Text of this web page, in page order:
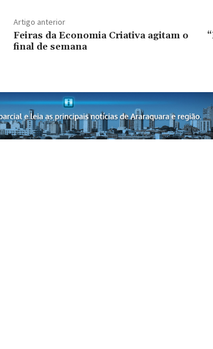
Artigo anterior
Feiras da Economia Criativa agitam o
final de semana